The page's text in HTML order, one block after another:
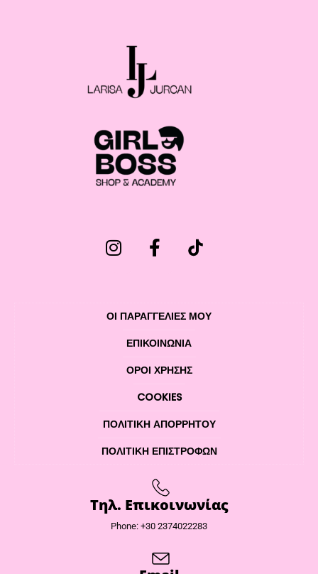
ΟΙ ΠΑΡΑΓΓΕΛΙΕΣ ΜΟΥ
ΕΠΙΚΟΙΝΩΝΊΑ
ΌΡΟΙ ΧΡΉΣΗΣ
COOKIES
ΠΟΛΙΤΙΚΉ ΑΠΟΡΡΉΤΟΥ
ΠΟΛΙΤΙΚΉ ΕΠΙΣΤΡΟΦΏΝ
Τηλ. Επικοινωνίας
Phone: +30 2374022283